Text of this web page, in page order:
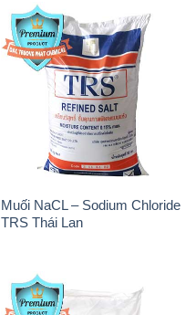
Muối NaCL – Sodium Chloride
TRS Thái Lan